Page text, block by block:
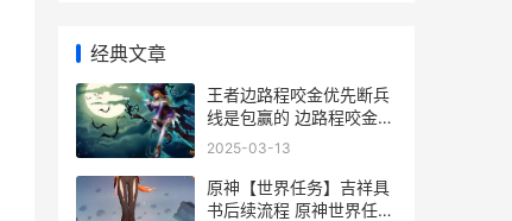
经典文章
王者边路程咬金优先断兵
线是包赢的 边路程咬金带
什么技能
2025-03-13
原神【世界任务】吉祥具
书后续流程 原神世界任务